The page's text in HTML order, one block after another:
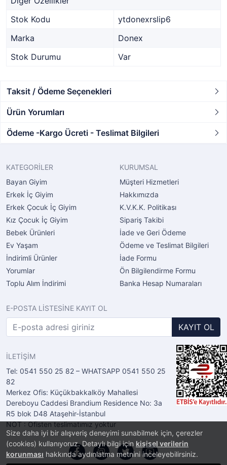
Size daha iyi bir alışveriş deneyimi sunabilmek için, çerezler
(cookies) kullanıyoruz. Detaylı bilgi için kişisel verilerin
korunması hakkında aydınlatma metnini inceleyebilirsiniz.
Stok Kodu
ytdonexrslip6
Marka
Donex
Stok Durumu
Var
Taksit / Ödeme Seçenekleri
Ürün Yorumları
Ödeme -Kargo Ücreti - Teslimat Bilgileri
KATEGORİLER
Bayan Giyim
Erkek İç Giyim
Erkek Çocuk İç Giyim
Kız Çocuk İç Giyim
Bebek Ürünleri
Ev Yaşam
İndirimli Ürünler
Yorumlar
Toplu Alım İndirimi
KURUMSAL
Müşteri Hizmetleri
Hakkımızda
K.V.K.K. Politikası
Sipariş Takibi
İade ve Geri Ödeme
Ödeme ve Teslimat Bilgileri
İade Formu
Ön Bilgilendirme Formu
Banka Hesap Numaraları
E-POSTA LİSTESİNE KAYIT OL
KAYIT OL
İLETİŞİM
Tel: 0541 550 25 82 – WHATSAPP 0541 550 25
82
Merkez Ofis: Küçükbakkalköy Mahallesi
Dereboyu Caddesi Brandium Residence No: 3a
R5 blok D48 Ataşehir-İstanbul
NOT : Ofisten teslimatımız yoktur